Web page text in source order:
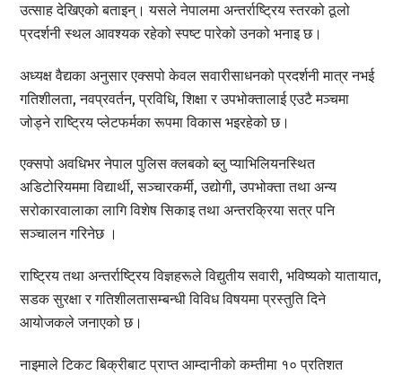
उत्साह देखिएको बताइन्। यसले नेपालमा अन्तर्राष्ट्रिय स्तरको ठूलो
प्रदर्शनी स्थल आवश्यक रहेको स्पष्ट पारेको उनको भनाइ छ।
अध्यक्ष वैद्यका अनुसार एक्सपो केवल सवारीसाधनको प्रदर्शनी मात्र नभई
गतिशीलता, नवप्रवर्तन, प्रविधि, शिक्षा र उपभोक्तालाई एउटै मञ्चमा
जोड्ने राष्ट्रिय प्लेटफर्मका रूपमा विकास भइरहेको छ।
एक्सपो अवधिभर नेपाल पुलिस क्लबको ब्लु प्याभिलियनस्थित
अडिटोरियममा विद्यार्थी, सञ्चारकर्मी, उद्योगी, उपभोक्ता तथा अन्य
सरोकारवालाका लागि विशेष सिकाइ तथा अन्तरक्रिया सत्र पनि
सञ्चालन गरिनेछ ।
राष्ट्रिय तथा अन्तर्राष्ट्रिय विज्ञहरूले विद्युतीय सवारी, भविष्यको यातायात,
सडक सुरक्षा र गतिशीलतासम्बन्धी विविध विषयमा प्रस्तुति दिने
आयोजकले जनाएको छ।
नाइमाले टिकट बिक्रीबाट प्राप्त आम्दानीको कम्तीमा १० प्रतिशत